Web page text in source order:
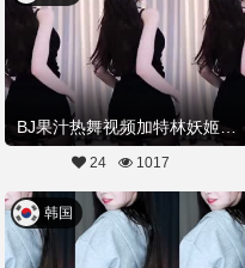
BJ果汁热舞视频加特林妖姬w20260405舞蹈剪辑
24 1017
韩国